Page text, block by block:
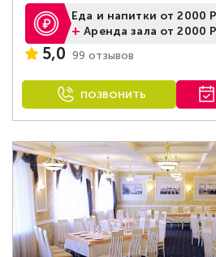
Еда и напитки от 2000
+Аренда зала от 2000 Р
5,0 99 отзывов
ПОЗВОНИТЬ